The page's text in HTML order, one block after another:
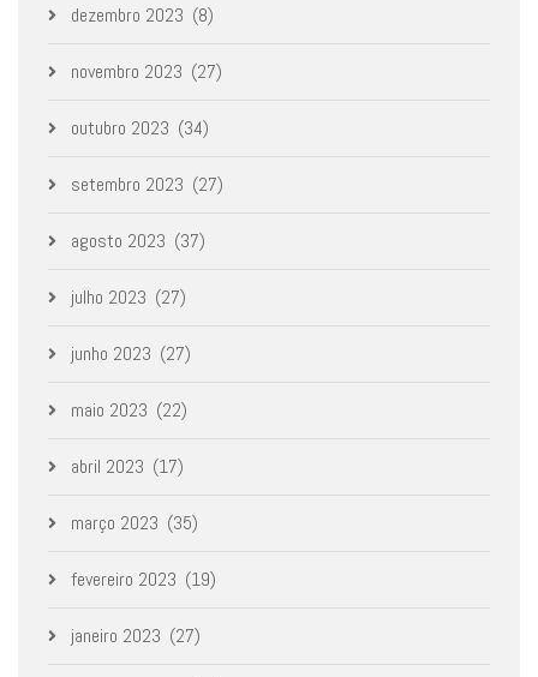
dezembro 2023 (8)
novembro 2023 (27)
outubro 2023 (34)
setembro 2023 (27)
agosto 2023 (37)
julho 2023 (27)
junho 2023 (27)
maio 2023 (22)
abril 2023 (17)
março 2023 (35)
fevereiro 2023 (19)
janeiro 2023 (27)